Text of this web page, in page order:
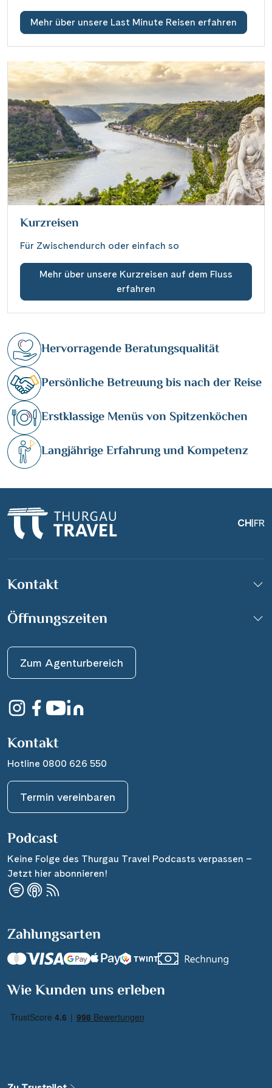
Mehr über unsere Last Minute Reisen erfahren
Kurzreisen
Für Zwischendurch oder einfach so
Mehr über unsere Kurzreisen auf dem Fluss
erfahren
Hervorragende Beratungsqualität
Persönliche Betreuung bis nach der Reise
Erstklassige Menüs von Spitzenköchen
Langjährige Erfahrung und Kompetenz
CH FR
Kontakt
Öffnungszeiten
Zum Agenturbereich
Kontakt
Hotline 0800 626 550
Termin vereinbaren
Podcast
Keine Folge des Thurgau Travel Podcasts verpassen –
Jetzt hier abonnieren!
Zahlungsarten
Wie Kunden uns erleben
Suchen & Buchen
Alle Gewässer